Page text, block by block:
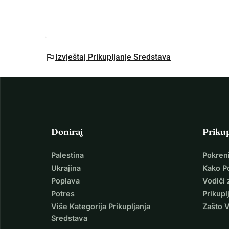
flag Izvještaj Prikupljanje Sredstava
Doniraj
Palestina
Ukrajina
Poplava
Potres
Više Kategorija Prikupljanja
Sredstava
Kako
Vodiči
Zašto